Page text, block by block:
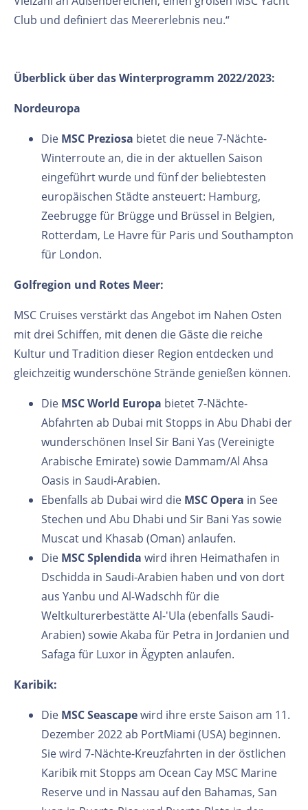
Club und definiert das Meererlebnis neu.“
Überblick über das Winterprogramm 2022/2023:
Nordeuropa
Die MSC Preziosa bietet die neue 7-Nächte-
Winterroute an, die in der aktuellen Saison
eingeführt wurde und fünf der beliebtesten
europäischen Städte ansteuert: Hamburg,
Zeebrugge für Brügge und Brüssel in Belgien,
Rotterdam, Le Havre für Paris und Southampton
für London.
Golfregion und Rotes Meer:
MSC Cruises verstärkt das Angebot im Nahen Osten
mit drei Schiffen, mit denen die Gäste die reiche
Kultur und Tradition dieser Region entdecken und
gleichzeitig wunderschöne Strände genießen können.
Die MSC World Europa bietet 7-Nächte-
Abfahrten ab Dubai mit Stopps in Abu Dhabi der
wunderschönen Insel Sir Bani Yas (Vereinigte
Arabische Emirate) sowie Dammam/Al Ahsa
Oasis in Saudi-Arabien.
Ebenfalls ab Dubai wird die MSC Opera in See
Stechen und Abu Dhabi und Sir Bani Yas sowie
Muscat und Khasab (Oman) anlaufen.
Die MSC Splendida wird ihren Heimathafen in
Dschidda in Saudi-Arabien haben und von dort
aus Yanbu und Al-Wadschh für die
Weltkulturerbestätte Al-'Ula (ebenfalls Saudi-
Arabien) sowie Akaba für Petra in Jordanien und
Safaga für Luxor in Ägypten anlaufen.
Karibik:
Die MSC Seascapewird ihre erste Saison am 11.
Dezember 2022 ab PortMiami (USA) beginnen.
Sie wird 7-Nächte-Kreuzfahrten in der östlichen
Karibik mit Stopps am Ocean Cay MSC Marine
Reserve und in Nassau auf den Bahamas, San